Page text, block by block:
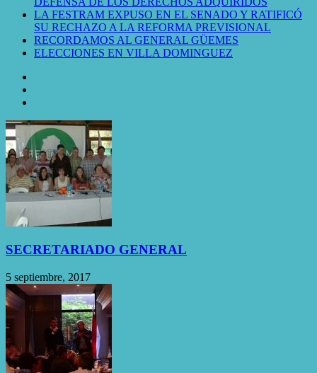
LA FESTRAM EXPUSO EN EL SENADO Y RATIFICÓ
SU RECHAZO A LA REFORMA PREVISIONAL
RECORDAMOS AL GENERAL GÜEMES
ELECCIONES EN VILLA DOMINGUEZ
SECRETARIADO GENERAL
5 septiembre, 2017